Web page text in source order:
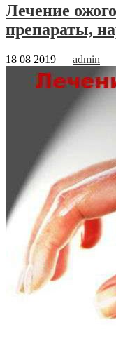
Лечение
препараты,
18 08 2019 admin